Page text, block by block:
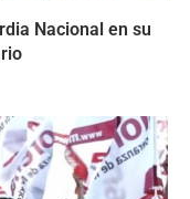
Nacional en su